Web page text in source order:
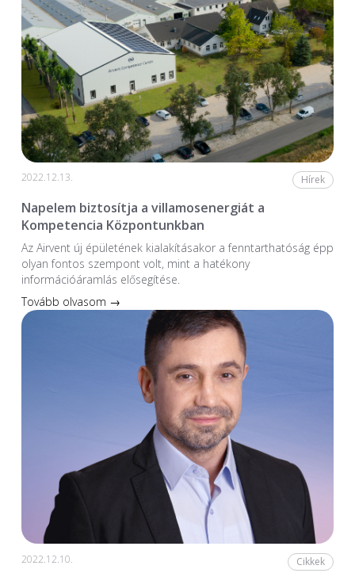
2022.12.13. Hírek
Napelem biztosítja a villamosenergiát a
Kompetencia Központunkban
Az Airvent új épületének kialakításakor a fenntarthatóság épp
olyan fontos szempont volt, mint a hatékony
információáramlás elősegítése.
Tovább olvasom →
2022.12.10. Cikkek